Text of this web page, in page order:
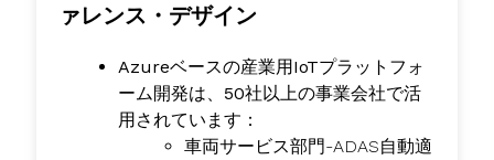
ァレンス・デザイン
Azureベースの産業用IoTプラットフォ
ーム開発は、50社以上の事業会社で活
用されています：
車両サービス部門-ADAS自動適